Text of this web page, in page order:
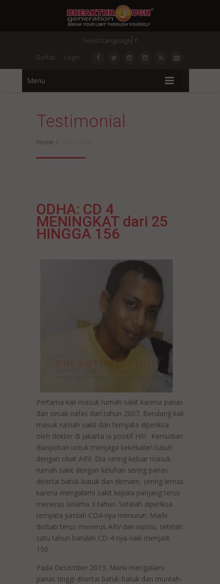
Select Language
Daftar
Login
Menu
Testimonial
Home /
ODHA: CD 4
MENINGKAT dari 25
HINGGA 156
Pertama kali masuk rumah sakit karena panas
dan sesak nafas dari tahun 2007. Berulang kali
masuk rumah sakit dan ternyata diperiksa
oleh dokter di Jakarta ia positif HIV. Kemudian
dianjurkan untuk menjaga kekebalan tubuh
dengan obat ARV. Dia sering keluar masuk
rumah sakit dengan keluhan sering panas
disertai batuk-batuk dan demam, sering lemas
karena mengalami sakit kepala panjang terus
menerus selama 3 tahun. Setelah diperiksa
ternyata jumlah CD4-nya menurun. Marki
diobati terus menerus ARV dan nutrisi, setelah
satu tahun barulah CD-4 nya naik menjadi
150.
Pada Desember 2013, Marki mengalami
panas tinggi disertai batuk-batuk dan muntah-